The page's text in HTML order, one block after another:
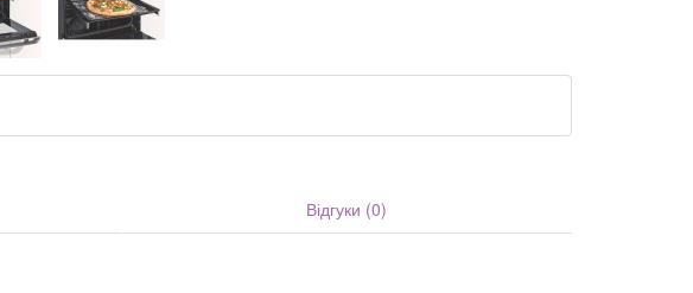
Відгуки (0)